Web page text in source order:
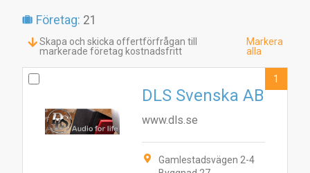
Företag: 21
Skapa och skicka offertförfrågan till
markerade företag kostnadsfritt
Markera
alla
DLS Svenska AB
www.dls.se
Gamlestadsvägen 2-4
1